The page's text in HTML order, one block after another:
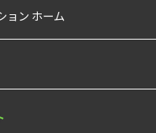
ョン ホーム